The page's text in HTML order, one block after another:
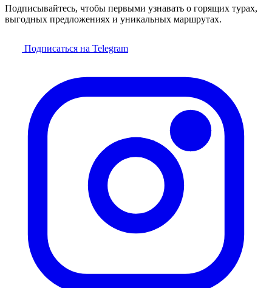
Подписывайтесь, чтобы первыми узнавать о горящих турах,
выгодных предложениях и уникальных маршрутах.
Подписаться на Telegram